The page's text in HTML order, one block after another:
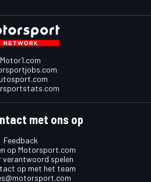
Motor1.com
met ons op
Feedback
op Motorsport.com
verantwoord spelen
op met het team